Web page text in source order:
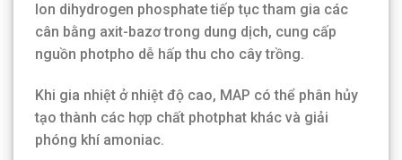
Ion dihydrogen phosphate tiếp tục tham gia các
cân bằng axit-bazơ trong dung dịch, cung cấp
nguồn photpho dễ hấp thu cho cây trồng.
Khi gia nhiệt ở nhiệt độ cao, MAP có thể phân hủy
tạo thành các hợp chất photphat khác và giải
phóng khí amoniac.